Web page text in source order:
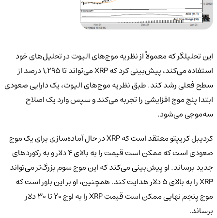
این تحلیلگر که معمولاً از نظریه موج‌های الیوت در تحلیل‌های خود
استفاده می‌کند، پیش‌بینی کرد که XRP می‌تواند تا ۱,۲۹۵ درصد از
سطح فعلی رشد کند. طبق نظریه موج‌های الیوت، یک دارایی صعودی
ابتدا پنج موج افزایشی را تجربه می‌کند و سپس وارد یک اصلاح
سه‌موجی می‌شود.
کردیبل کریپتو معتقد است که XRP در حال آماده‌سازی برای یک موج
صعودی است که ممکن است قیمت را به بالای ۴ دلار و به رکوردهای
جدید برساند. او پیش‌بینی می‌کند که این موج سوم بزرگ‌تر می‌تواند
XRP را به بالای ۵ دلار هدایت کند. همچنین، او بر این باور است که
موج پنجم نهایی ممکن است قیمت XRP را به اوج ۲۰ تا ۳۰ دلار
برساند.